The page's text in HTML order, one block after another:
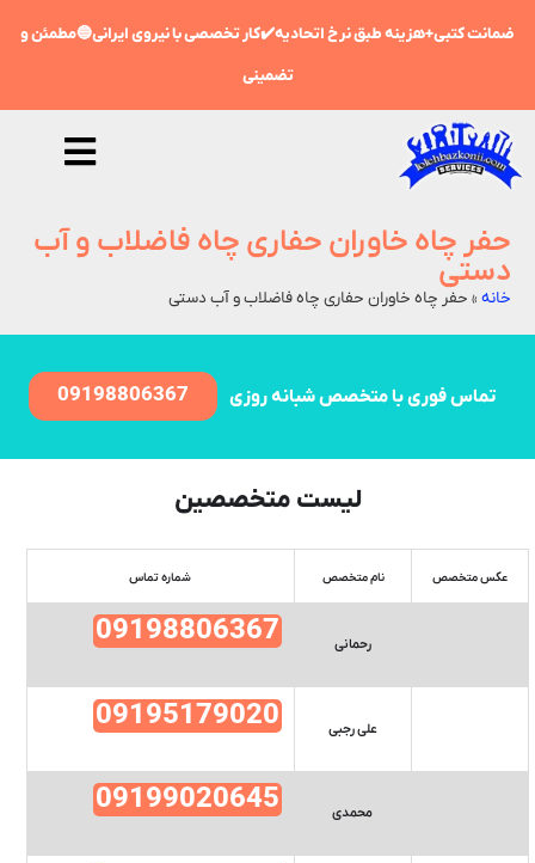
ضمانت کتبی+هزینه طبق نرخ اتحادیه✔️کار تخصصی با نیروی ایرانی🔵مطمئن و
تضمینی
حفر چاه خاوران حفاری چاه فاضلاب و آب
دستی
خانه » حفر چاه خاوران حفاری چاه فاضلاب و آب دستی
تماس فوری با متخصص شبانه روزی 09198806367
لیست متخصصین
عکس متخصص نام متخصص شماره تماس
رحمانی 09198806367
علی رجبی 09195179020
محمدی 09199020645